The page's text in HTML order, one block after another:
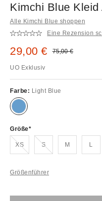
Kimchi Blue
Alle Kimchi Blue shoppen
Eine Rezension
Sale Preis:
29,00 € Original Preis:
75,00 €
UO Exklusiv
Farbe: Light Blue
Größe
XSAusverkauft!
SAusverkauft!
M L
Größenführer